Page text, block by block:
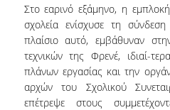
ΟΠΑ NEWS
ΔΙΑΖΩΜΑ
ΤΟ ΣΚΑΣΙΑΡΧΕΙΟ
Στο εαρινό εξάμηνο, η
σχολεία ενίσχυσε τη
πλαίσιο αυτό, εμβάθυναν
τεχνικών της Φρενέ, ιδιαί-
πλάνων εργασίας και την
αρχών του Σχολικού
επέτρεψε στους